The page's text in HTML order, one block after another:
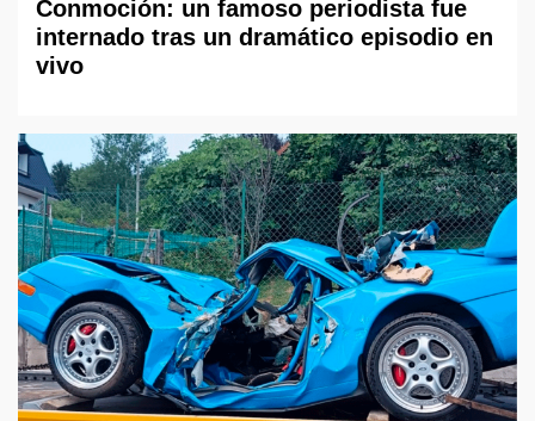
Conmoción: un famoso periodista fue
internado tras un dramático episodio en
vivo